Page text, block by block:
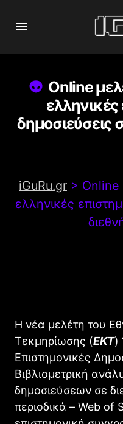
Online
δημοσιεύσεις
iGuRu.gr > Online
ελληνικές
Η νέα μελέτη του
Τεκμηρίωσης (EKT)
Επιστημονικές
Βιβλιομετρική
δημοσιεύσεων σε
περιοδικά – Web of